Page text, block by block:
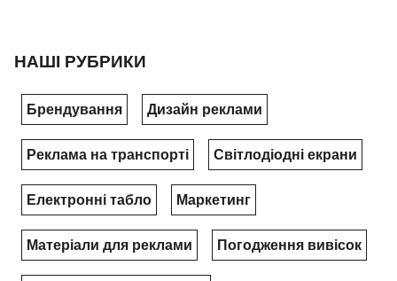
НАШІ РУБРИКИ
Брендування Дизайн реклами
Реклама на транспорті Світлодіодні екрани
Електронні табло Маркетинг
Матеріали для реклами Погодження вивісок